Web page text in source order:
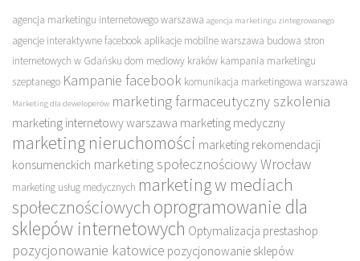
agencja marketingu internetowego warszawa agencja marketingu zintegrowanego
agencje interaktywne facebook aplikacje mobilne warszawa budowa stron
internetowych w Gdańsku dom mediowy kraków kampania marketingu
szeptanego Kampanie facebook komunikacja marketingowa warszawa
Marketing dla deweloperów marketing farmaceutyczny szkolenia
marketing internetowy warszawa marketing medyczny
marketing nieruchomości marketing rekomendacji
konsumenckich marketing społecznościowy Wrocław
marketing usług medycznych marketing w mediach
społecznościowych oprogramowanie dla
sklepów internetowych Optymalizacja prestashop
pozycjonowanie katowice pozycjonowanie sklepów